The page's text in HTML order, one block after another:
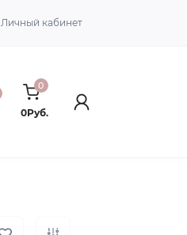
Личный кабинет
0
0Руб.